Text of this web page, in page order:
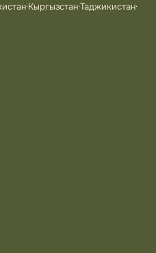
·Кыргызстан·Таджикистан·